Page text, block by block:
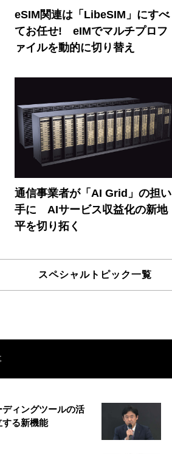
eSIM関連は「LibeSIM」にすべ
てお任せ! eIMでマルチプロフ
ァイルを動的に切り替え
通信事業者が「AI Grid」の担い
手に AIサービス収益化の新地
平を切り拓く
スペシャルトピック一覧
ィングツールの活
する新機能